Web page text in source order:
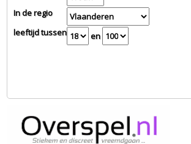
In de regio
leeftijd tussen
en